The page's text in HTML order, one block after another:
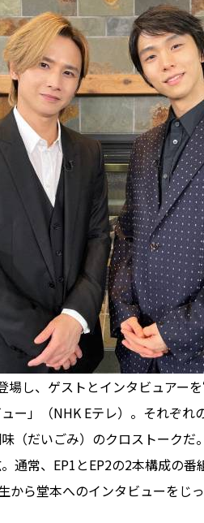
し、ゲストとインタビュアー
ー」（NHK Eテレ）。それぞ
（だいごみ）のクロストーク
通常、EP1とEP2の2本構成の
ら堂本へのインタビューをじっ